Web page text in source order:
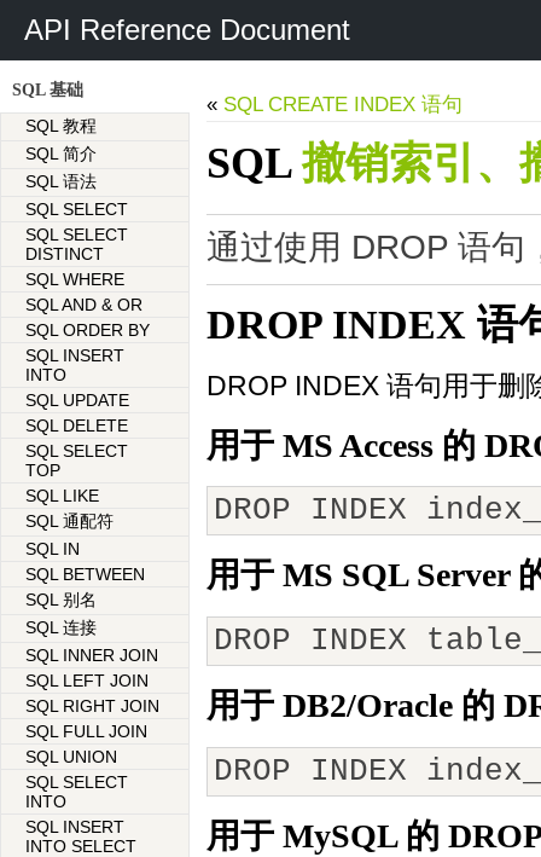
API Reference Document
SQL 基础
SQL 教程
SQL 简介
SQL 语法
SQL SELECT
SQL SELECT
DISTINCT
SQL WHERE
SQL AND & OR
SQL ORDER BY
SQL INSERT
INTO
SQL UPDATE
SQL DELETE
SQL SELECT
TOP
SQL LIKE
SQL 通配符
SQL IN
SQL BETWEEN
SQL 别名
SQL 连接
SQL INNER JOIN
SQL LEFT JOIN
SQL RIGHT JOIN
SQL FULL JOIN
SQL UNION
SQL SELECT
INTO
SQL INSERT
INTO SELECT
« SQL CREATE INDEX 语句
SQL撤销索引、
通过使用 DROP 语句
DROP INDEX 语
DROP INDEX 语句用于删
用于 MS Access 的
DROP INDEX
用于 MS SQL Server
DROP INDEX
用于 DB2/Oracle 的
DROP INDEX
用于 MySQL 的